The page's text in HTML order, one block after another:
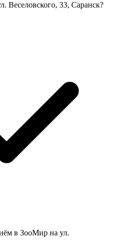
Веселовского, 33, Саранск?
в ЗооМир на ул.